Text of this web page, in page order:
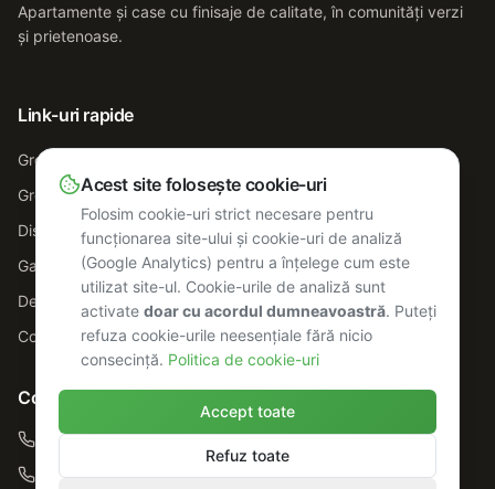
Apartamente și case cu finisaje de calitate, în comunități verzi
și prietenoase.
Link-uri rapide
Green Garden 2
Green Garden 3
Disponibilitate
Galerie
Despre noi
Contact
Contact
0742.071.919
0749.056.587
Acest site folosește cookie-uri
Folosim cookie-uri strict necesare pentru
funcționarea site-ului și cookie-uri de analiză
(Google Analytics) pentru a înțelege cum este
utilizat site-ul. Cookie-urile de analiză sunt
activate doar cu acordul dumneavoastră. Puteți
refuza cookie-urile neesențiale fără nicio
consecință. Politica de cookie-uri
Accept toate
Refuz toate